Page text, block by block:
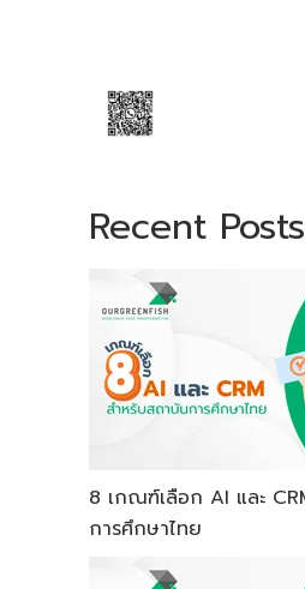
Recent Posts
8 เกณฑ์เลือก AI และ
การศึกษาไทย